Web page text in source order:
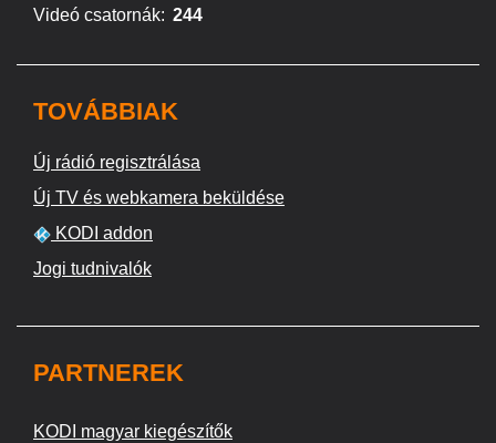
Videó csatornák: 244
TOVÁBBIAK
Új rádió regisztrálása
Új TV és webkamera beküldése
KODI addon
Jogi tudnivalók
PARTNEREK
KODI magyar kiegészítők